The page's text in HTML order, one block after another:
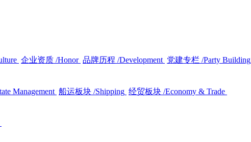
企业资质 /Honor 品牌历程 /Development 党建专栏 /Party Building
Management 船运板块 /Shipping 经贸板块 /Economy & Trade